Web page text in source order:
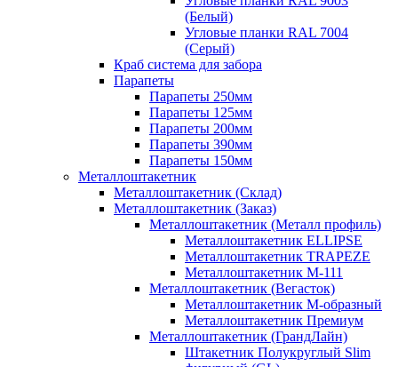
(Белый)
Угловые планки RAL 7004
(Серый)
Краб система для забора
Парапеты
Парапеты 250мм
Парапеты 125мм
Парапеты 200мм
Парапеты 390мм
Парапеты 150мм
Металлоштакетник
Металлоштакетник (Склад)
Металлоштакетник (Заказ)
Металлоштакетник (Металл профиль)
Металлоштакетник ELLIPSE
Металлоштакетник TRAPEZE
Металлоштакетник М-111
Металлоштакетник (Вегасток)
Металлоштакетник М-образный
Металлоштакетник Премиум
Металлоштакетник (ГрандЛайн)
Штакетник Полукруглый Slim